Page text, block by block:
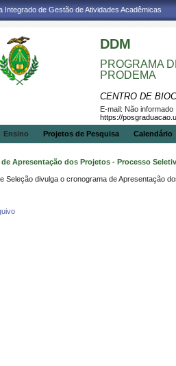
Integrado de Gestão de Atividades Acadêmicas
DDM
PROGRAMA
PRODEMA
CENTRO DE
E-mail: Não informado
https://
Ensino Projetos de Pesquisa Calendário
Apresentação dos Projetos - Processo
Seleção divulga o cronograma de Apresentação